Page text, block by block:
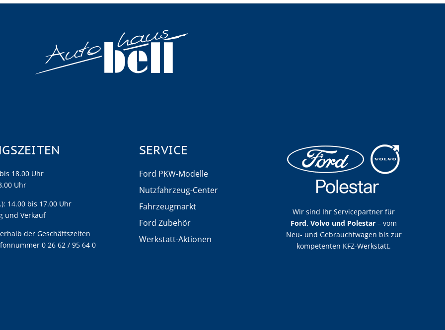
18.00 Uhr
Uhr
14.00 bis 17.00 Uhr
und Verkauf
der Geschäftszeiten
0 26 62 / 95 64 0
SERVICE
Ford PKW-Modelle
Nutzfahrzeug-Center
Fahrzeugmarkt
Ford Zubehör
Werkstatt-Aktionen
Wir sind Ihr Servicepartner für
Ford, Volvo und Polestar – vom
Neu- und Gebrauchtwagen bis zur
kompetenten KFZ-Werkstatt.